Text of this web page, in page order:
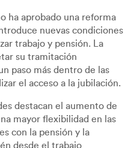
ha aprobado una reforma
nuevas condiciones
trabajo y pensión. La
su tramitación
paso más dentro de las
el acceso a la jubilación.
destacan el aumento de
mayor flexibilidad en las
con la pensión y la
desde el trabajo